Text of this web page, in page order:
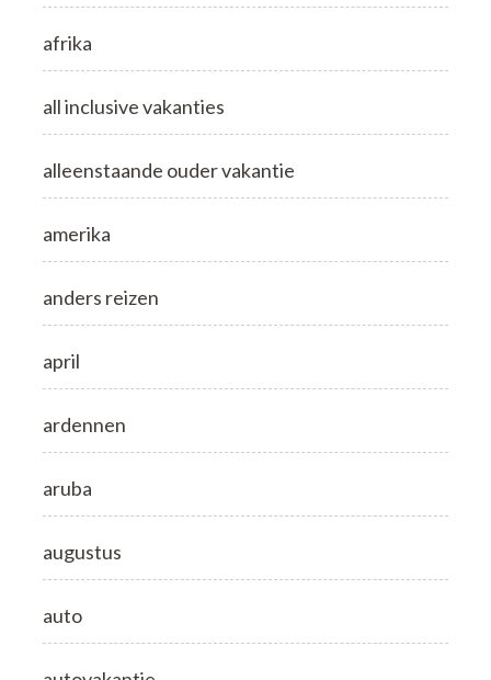
afrika
all inclusive vakanties
alleenstaande ouder vakantie
amerika
anders reizen
april
ardennen
aruba
augustus
auto